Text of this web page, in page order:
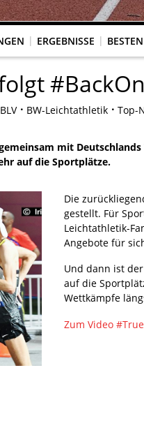
ERGEBNISSE
BLV BW-Leichtathletik Top-
mit
auf die Sportplätze.
Die
gestellt. Für
Leichtathletik-
Angebote für
Und dann ist
auf die
Wettkämpfe
Zum Video